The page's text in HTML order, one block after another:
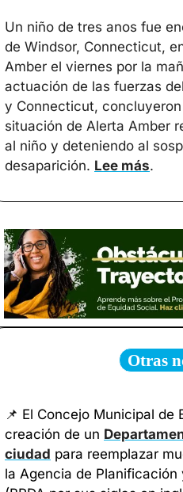
Un niño de tres anos fue
de Windsor, Connecticut,
Amber el viernes por la
actuación de las fuerzas
y Connecticut,
situación de Alerta Amber
al niño y deteniendo al
desaparición. Lee más.
Otras
📌 El Concejo Municipal de
creación de un
ciudad para reemplazar
la Agencia de Planificación